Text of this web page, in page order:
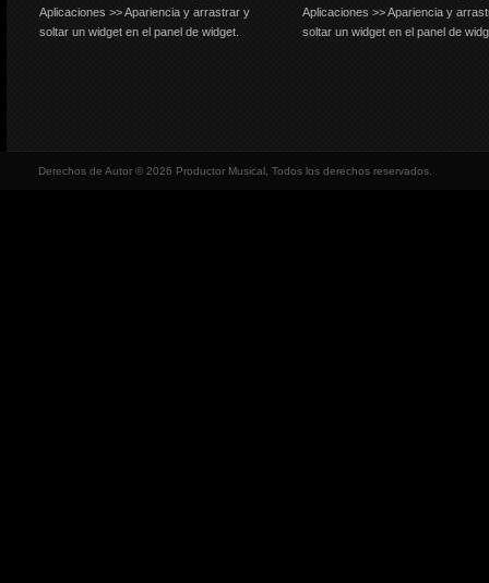
Aplicaciones >> Apariencia y arrastrar y
soltar un widget en el panel de widget.
Aplicaciones >> Apariencia y
soltar un widget en el panel de
Derechos de Autor © 2026 Productor Musical, Todos los derechos reservados.